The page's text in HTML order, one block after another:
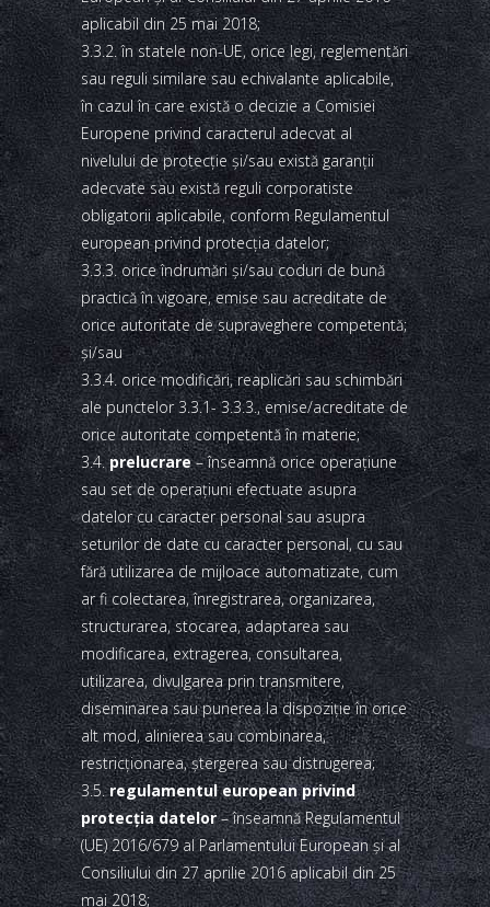
aplicabil din 25 mai 2018;
3.3.2. în statele non-UE, orice legi, reglementări
sau reguli similare sau echivalante aplicabile,
în cazul în care există o decizie a Comisiei
Europene privind caracterul adecvat al
nivelului de protecţie şi/sau există garanţii
adecvate sau există reguli corporatiste
obligatorii aplicabile, conform Regulamentul
european privind protecţia datelor;
3.3.3. orice îndrumări şi/sau coduri de bună
practică în vigoare, emise sau acreditate de
orice autoritate de supraveghere competentă;
şi/sau
3.3.4. orice modificări, reaplicări sau schimbări
ale punctelor 3.3.1- 3.3.3., emise/acreditate de
orice autoritate competentă în materie;
3.4.prelucrare– înseamnă orice operaţiune
sau set de operaţiuni efectuate asupra
datelor cu caracter personal sau asupra
seturilor de date cu caracter personal, cu sau
fără utilizarea de mijloace automatizate, cum
ar fi colectarea, înregistrarea, organizarea,
structurarea, stocarea, adaptarea sau
modificarea, extragerea, consultarea,
utilizarea, divulgarea prin transmitere,
diseminarea sau punerea la dispoziţie în orice
alt mod, alinierea sau combinarea,
restricţionarea, ştergerea sau distrugerea;
3.5.regulamentul european privind
protecţia datelor– înseamnă Regulamentul
(UE) 2016/679 al Parlamentului European şi al
Consiliului din 27 aprilie 2016 aplicabil din 25
mai 2018;